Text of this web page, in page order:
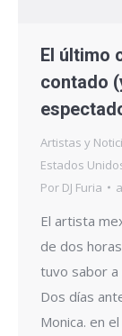
El último
contado
Artistas y
Estados
Por DJ Furia
El artista
de dos
tuvo sabor a
Dos días
Monica. en